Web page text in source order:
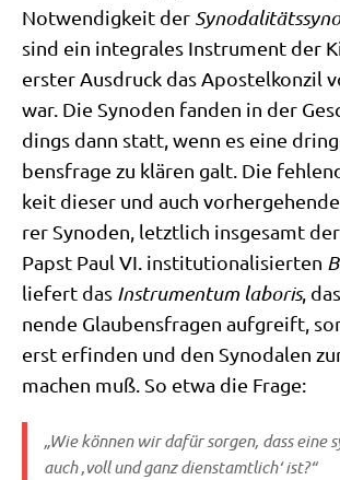
Not­wen­dig­keit der
sind ein inte­gra­les Instru­ment der
erster Aus­druck das Apo­stel­kon­zil
war. Die Syn­oden fan­den in der
dings dann statt, wenn es eine
bens­fra­ge zu klä­ren galt. Die
keit die­ser und auch
rer Syn­oden, letzt­lich ins­ge­samt
Papst Paul VI. insti­tu­tio­na­li­sier­ten
lie­fert das Instru­men­tum labo­ris,
nen­de Glau­bens­fra­gen auf­greift,
erst erfin­den und den Syn­oda­len
machen muß. So etwa die Frage:
„Wie kön­nen wir dafür sor­gen, dass eine
auch ‚voll und ganz dienst­amt­lich‘ ist?“